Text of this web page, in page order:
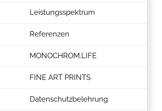
Leistungsspektrum
Referenzen
MONOCHROM.LIFE
FINE ART PRINTS
Datenschutzbelehrung